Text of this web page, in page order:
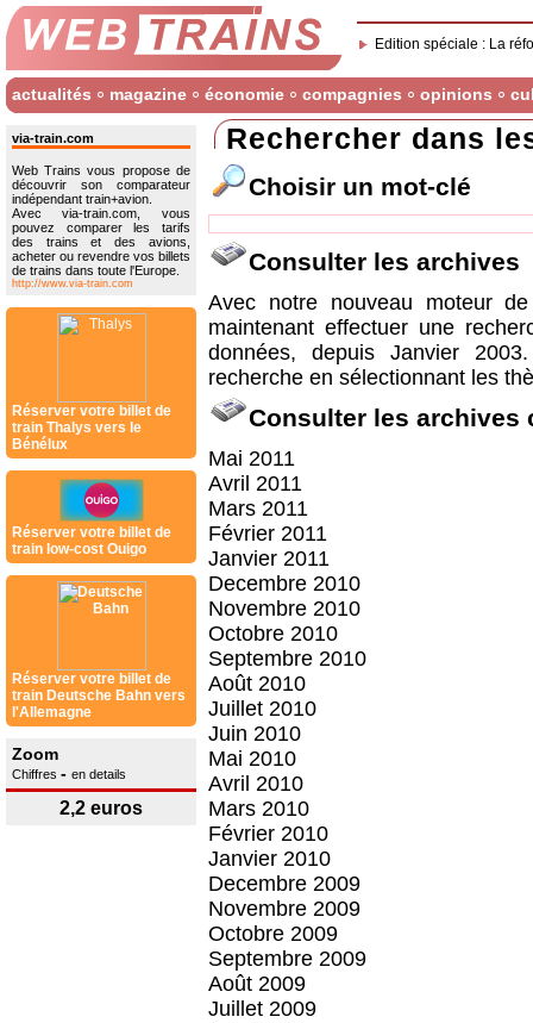
Edition spéciale : La
actualités magazine économie compagnies opinions
via-train.com
Web Trains vous propose de
découvrir son comparateur
indépendant train+avion.
Avec via-train.com, vous
pouvez comparer les tarifs
des trains et des avions,
acheter ou revendre vos billets
de trains dans toute l'Europe.
http://www.via-train.com
Réserver votre billet de
train Thalys vers le
Bénélux
Réserver votre billet de
train low-cost Ouigo
Réserver votre billet de
train Deutsche Bahn vers
l'Allemagne
Zoom
Chiffres - en details
2,2 euros
Rechercher dans
Choisir un mot-clé
Consulter les archives
Avec notre nouveau moteur
maintenant effectuer une
données, depuis Janvier
recherche en sélectionnant les
Consulter les archives
Mai 2011
Avril 2011
Mars 2011
Février 2011
Janvier 2011
Decembre 2010
Novembre 2010
Octobre 2010
Septembre 2010
Août 2010
Juillet 2010
Juin 2010
Mai 2010
Avril 2010
Mars 2010
Février 2010
Janvier 2010
Decembre 2009
Novembre 2009
Octobre 2009
Septembre 2009
Août 2009
Juillet 2009